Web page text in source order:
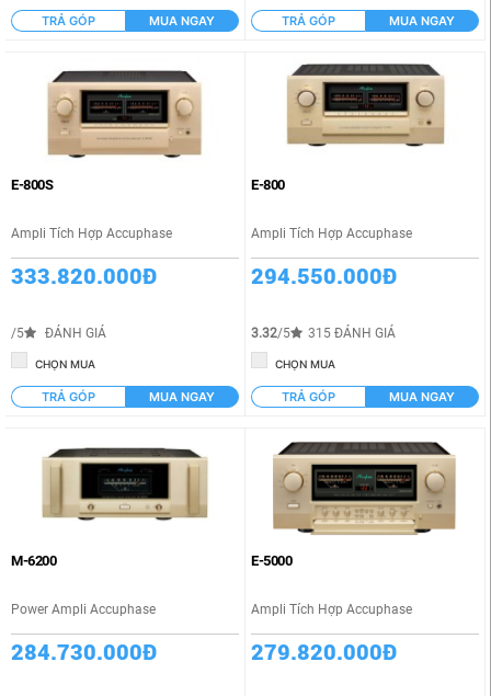
TRẢ GÓP MUA NGAY TRẢ GÓP MUA NGAY
E-800S
Ampli Tích Hợp Accuphase
333.820.000Đ
/5 ĐÁNH GIÁ
CHỌN MUA
TRẢ GÓP MUA NGAY
E-800
Ampli Tích Hợp Accuphase
294.550.000Đ
3.32/5 315 ĐÁNH GIÁ
CHỌN MUA
TRẢ GÓP MUA NGAY
M-6200
Power Ampli Accuphase
284.730.000Đ
E-5000
Ampli Tích Hợp Accuphase
279.820.000Đ